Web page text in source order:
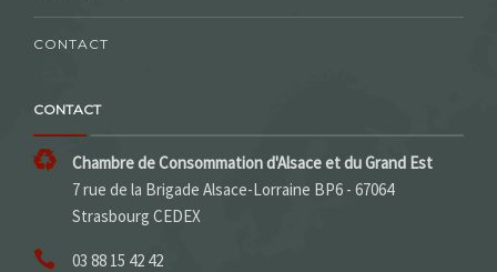
CONTACT
CONTACT
Chambre de Consommation d'Alsace et du Grand Est
7 rue de la Brigade Alsace-Lorraine BP6 - 67064
Strasbourg CEDEX
03 88 15 42 42